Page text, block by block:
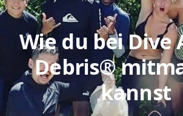
Wie du bei Dive
Debris®
kannst